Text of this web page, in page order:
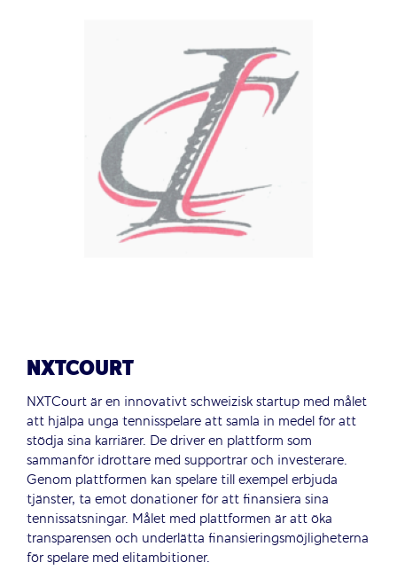
NXTCOURT
NXTCourt är en innovativt schweizisk startup med målet
att hjälpa unga tennisspelare att samla in medel för att
stödja sina karriärer. De driver en plattform som
sammanför idrottare med supportrar och investerare.
Genom plattformen kan spelare till exempel erbjuda
tjänster, ta emot donationer för att finansiera sina
tennissatsningar. Målet med plattformen är att öka
transparensen och underlätta finansieringsmöjligheterna
för spelare med elitambitioner.